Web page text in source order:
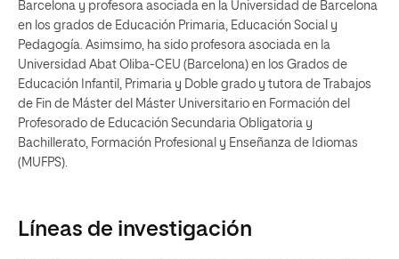
Barcelona y profesora asociada en la Universidad de Barcelona
en los grados de Educación Primaria, Educación Social y
Pedagogía. Asimsimo, ha sido profesora asociada en la
Universidad Abat Oliba-CEU (Barcelona) en los Grados de
Educación Infantil, Primaria y Doble grado y tutora de Trabajos
de Fin de Máster del Máster Universitario en Formación del
Profesorado de Educación Secundaria Obligatoria y
Bachillerato, Formación Profesional y Enseñanza de Idiomas
(MUFPS).
Líneas de investigación